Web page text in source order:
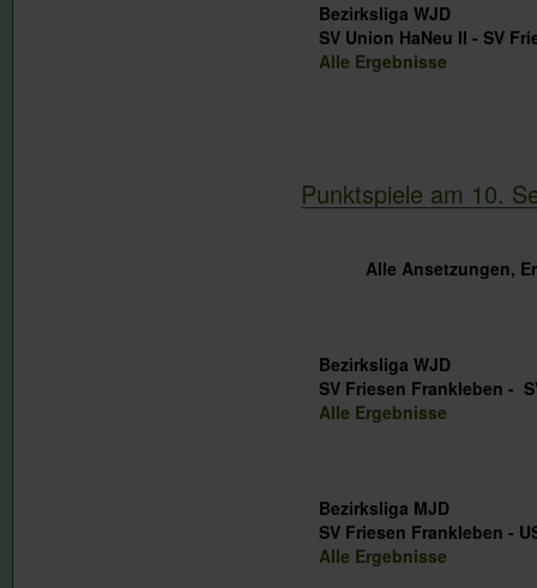
Bezirksliga WJD
SV Union HaNeu II -
Alle Ergebnisse
Punktspiele am 10.
Alle Ansetzungen,
Bezirksliga WJD
SV Friesen Frankleben -
Alle Ergebnisse
Bezirksliga MJD
SV Friesen
Alle Ergebnisse